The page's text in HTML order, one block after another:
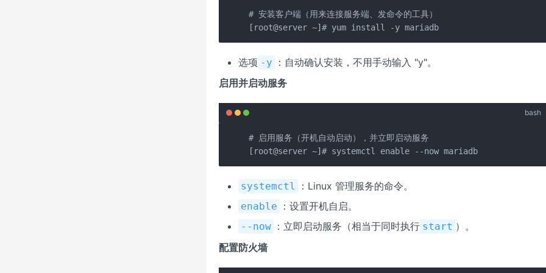
# 安装客户端（用来连接服务端、发命令的工具）
[root@server ~]# yum install -y mariadb
选项 -y
：自动确认安装，不用手动输入 "y"。
启用并启动服务
bash
# 启用服务（开机自动启动），并立即启动服务
[root@server ~]# systemctl enable --now mariadb
systemctl ：Linux 管理服务的命令。
enable ：设置开机自启。
--now ：立即启动服务（相当于同时执行 start ）。
配置防火墙